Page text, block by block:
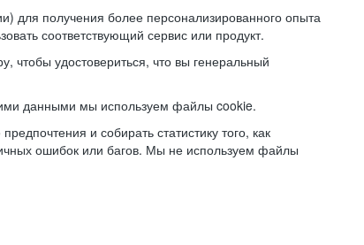
для получения более персонализированного опыта
соответствующий сервис или продукт.
удостовериться, что вы генеральный
данными мы используем файлы cookie.
и собирать статистику того, как
ошибок или багов. Мы не используем файлы